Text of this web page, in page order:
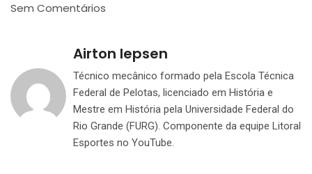
Sem Comentários
Airton Iepsen
Técnico mecânico formado pela Escola Técnica
Federal de Pelotas, licenciado em História e
Mestre em História pela Universidade Federal do
Rio Grande (FURG). Componente da equipe Litoral
Esportes no YouTube.